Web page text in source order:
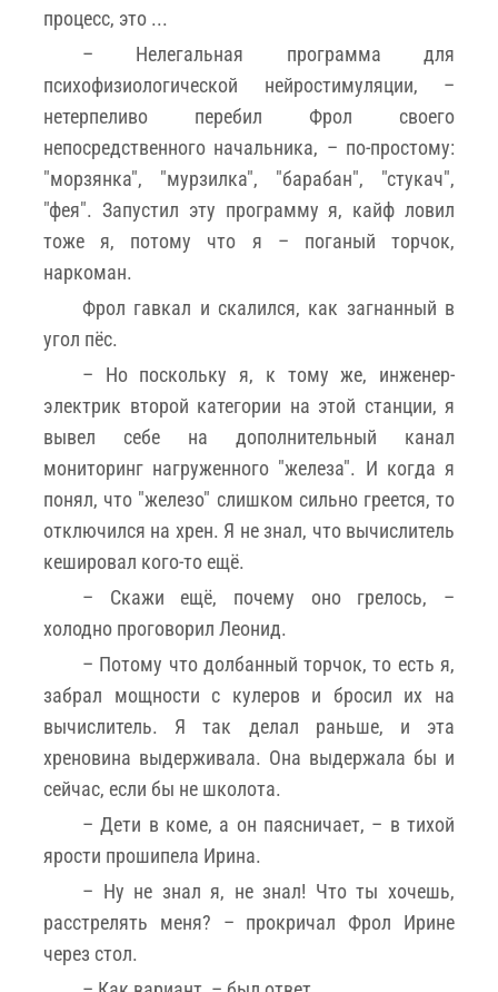
процесс, это ...
– Нелегальная программа для
психофизиологической нейростимуляции, –
нетерпеливо перебил Фрол своего
непосредственного начальника, – по-простому:
"морзянка", "мурзилка", "барабан", "стукач",
"фея". Запустил эту программу я, кайф ловил
тоже я, потому что я – поганый торчок,
наркоман.
Фрол гавкал и скалился, как загнанный в
угол пёс.
– Но поскольку я, к тому же, инженер-
электрик второй категории на этой станции, я
вывел себе на дополнительный канал
мониторинг нагруженного "железа". И когда я
понял, что "железо" слишком сильно греется, то
отключился на хрен. Я не знал, что вычислитель
кешировал кого-то ещё.
– Скажи ещё, почему оно грелось, –
холодно проговорил Леонид.
– Потому что долбанный торчок, то есть я,
забрал мощности с кулеров и бросил их на
вычислитель. Я так делал раньше, и эта
хреновина выдерживала. Она выдержала бы и
сейчас, если бы не школота.
– Дети в коме, а он паясничает, – в тихой
ярости прошипела Ирина.
– Ну не знал я, не знал! Что ты хочешь,
расстрелять меня? – прокричал Фрол Ирине
через стол.